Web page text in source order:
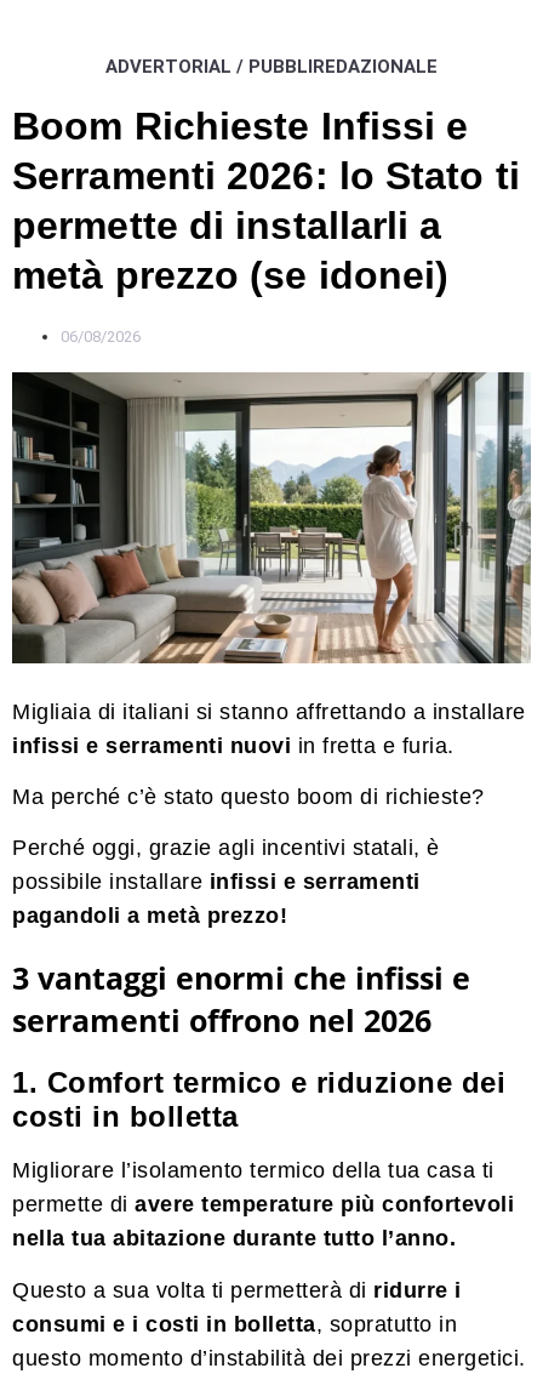
ADVERTORIAL / PUBBLIREDAZIONALE
Boom Richieste Infissi e
Serramenti 2026: lo Stato ti
permette di installarli a
metà prezzo (se idonei)
06/08/2026
Migliaia di italiani si stanno affrettando a installare
infissi e serramenti nuovi in fretta e furia.
Ma perché c’è stato questo boom di richieste?
Perché oggi, grazie agli incentivi statali, è
possibile installare infissi e serramenti
pagandoli a metà prezzo!
3 vantaggi enormi che infissi e
serramenti offrono nel 2026
1. Comfort termico e riduzione dei
costi in bolletta
Migliorare l’isolamento termico della tua casa ti
permette di avere temperature più confortevoli
nella tua abitazione durante tutto l’anno.
Questo a sua volta ti permetterà di ridurre i
consumi e i costi in bolletta, sopratutto in
questo momento d’instabilità dei prezzi energetici.